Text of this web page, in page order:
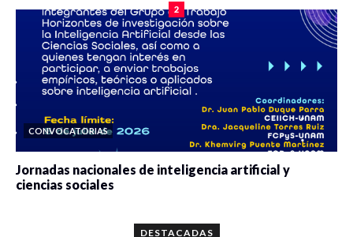
2
CONVOCATORIAS
Jornadas nacionales de inteligencia artificial y
ciencias sociales
DESTACADAS